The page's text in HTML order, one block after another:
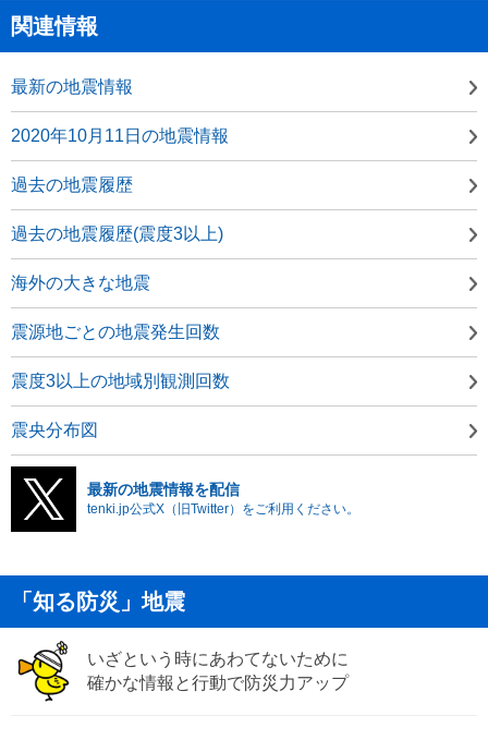
関連情報
最新の地震情報
2020年10月11日の地震情報
過去の地震履歴
過去の地震履歴(震度3以上)
海外の大きな地震
震源地ごとの地震発生回数
震度3以上の地域別観測回数
震央分布図
最新の地震情報を配信
tenki.jp公式X（旧Twitter）をご利用ください。
「知る防災」地震
いざという時にあわてないために
確かな情報と行動で防災力アップ